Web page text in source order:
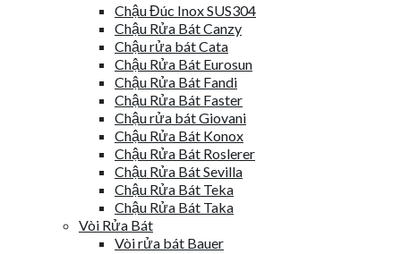
Chậu Đúc Inox SUS304
Chậu Rửa Bát Canzy
Chậu rửa bát Cata
Chậu Rửa Bát Eurosun
Chậu Rửa Bát Fandi
Chậu Rửa Bát Faster
Chậu rửa bát Giovani
Chậu Rửa Bát Konox
Chậu Rửa Bát Roslerer
Chậu Rửa Bát Sevilla
Chậu Rửa Bát Teka
Chậu Rửa Bát Taka
Vòi Rửa Bát
Vòi rửa bát Bauer